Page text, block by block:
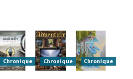
Chronique Chronique Chronique